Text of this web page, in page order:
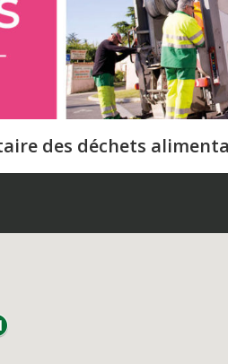
des déchets